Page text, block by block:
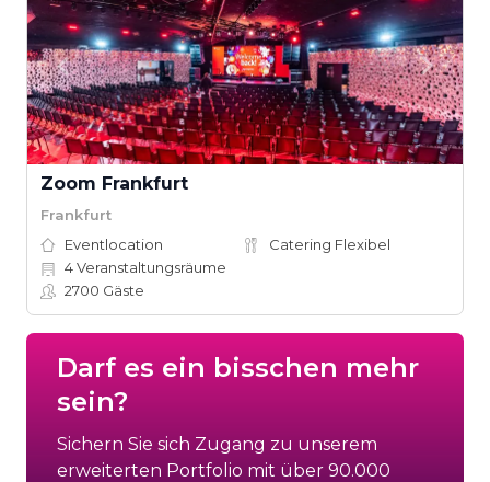
Zoom Frankfurt
Frankfurt
Eventlocation
Catering Flexibel
4Veranstaltungsräume
2700 Gäste
Darf es ein bisschen mehr
sein?
Sichern Sie sich Zugang zu unserem
erweiterten Portfolio mit über 90.000